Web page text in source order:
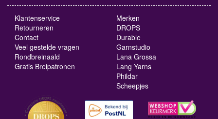
Klantenservice
Retourneren
Contact
Veel gestelde vragen
Rondbreinaald
Gratis Breipatronen
Merken
DROPS
Durable
Garnstudio
Lana Grossa
Lang Yarns
Phildar
Scheepjes